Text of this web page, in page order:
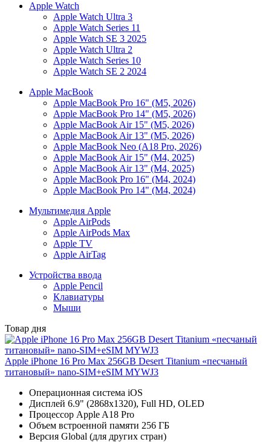
Apple Watch
Apple Watch Ultra 3
Apple Watch Series 11
Apple Watch SE 3 2025
Apple Watch Ultra 2
Apple Watch Series 10
Apple Watch SE 2 2024
Apple MacBook
Apple MacBook Pro 16" (M5, 2026)
Apple MacBook Pro 14" (M5, 2026)
Apple MacBook Air 15" (M5, 2026)
Apple MacBook Air 13" (M5, 2026)
Apple MacBook Neo (A18 Pro, 2026)
Apple MacBook Air 15" (M4, 2025)
Apple MacBook Air 13" (M4, 2025)
Apple MacBook Pro 16" (M4, 2024)
Apple MacBook Pro 14" (M4, 2024)
Мультимедия Apple
Apple AirPods
Apple AirPods Max
Apple TV
Apple AirTag
Устройства ввода
Apple Pencil
Клавиатуры
Мыши
Товар дня
Apple iPhone 16 Pro Max 256GB Desert Titanium «песчаный
титановый» nano-SIM+eSIM MYWJ3
Операционная система iOS
Дисплей 6.9" (2868x1320), Full HD, OLED
Процессор Apple A18 Pro
Объем встроенной памяти 256 ГБ
Версия Global (для других стран)